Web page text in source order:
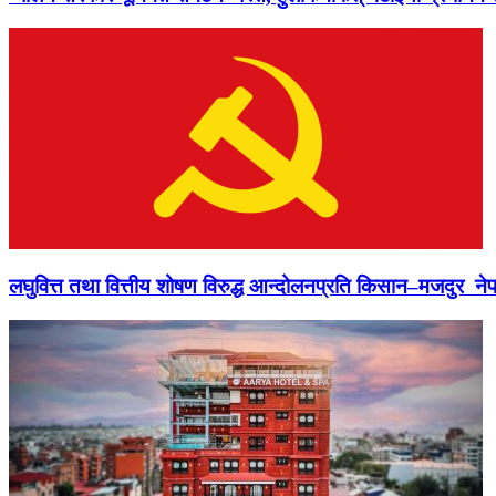
लघुवित्त तथा वित्तीय शोषण विरुद्ध आन्दोलनप्रति किसान–मजदुर